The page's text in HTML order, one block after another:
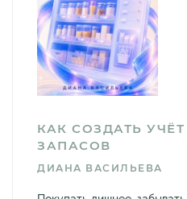
КАК СОЗДАТЬ
ЗАПАСОВ
ДИАНА ВАСИЛЬЕВА